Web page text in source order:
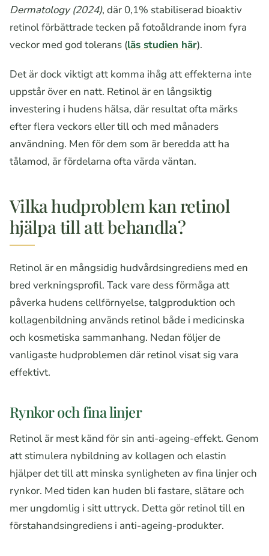
Dermatology (2024), där 0,1% stabiliserad bioaktiv
retinol förbättrade tecken på fotoåldrande inom fyra
veckor med god tolerans (läs studien här).
Det är dock viktigt att komma ihåg att effekterna inte
uppstår över en natt. Retinol är en långsiktig
investering i hudens hälsa, där resultat ofta märks
efter flera veckors eller till och med månaders
användning. Men för dem som är beredda att ha
tålamod, är fördelarna ofta värda väntan.
Vilka hudproblem kan retinol
hjälpa till att behandla?
Retinol är en mångsidig hudvårdsingrediens med en
bred verkningsprofil. Tack vare dess förmåga att
påverka hudens cellförnyelse, talgproduktion och
kollagenbildning används retinol både i medicinska
och kosmetiska sammanhang. Nedan följer de
vanligaste hudproblemen där retinol visat sig vara
effektivt.
Rynkor och fina linjer
Retinol är mest känd för sin anti-ageing-effekt. Genom
att stimulera nybildning av kollagen och elastin
hjälper det till att minska synligheten av fina linjer och
rynkor. Med tiden kan huden bli fastare, slätare och
mer ungdomlig i sitt uttryck. Detta gör retinol till en
förstahandsingrediens i anti-ageing-produkter.